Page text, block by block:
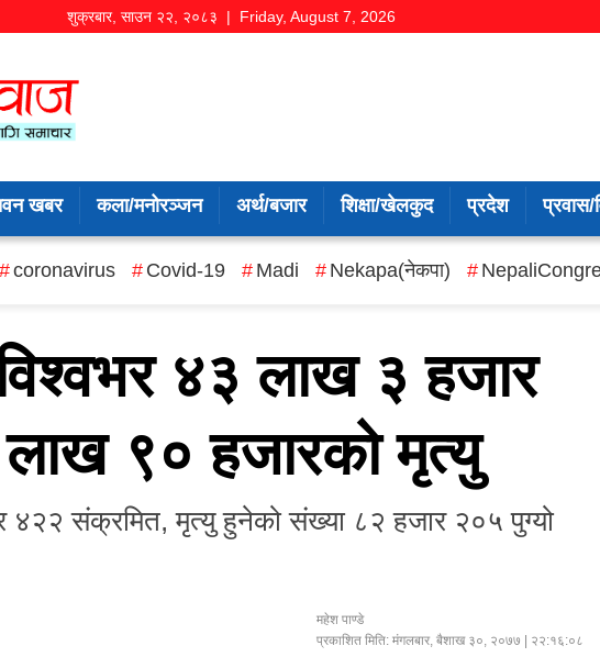
शुक्रबार, साउन २२, २०८३ | Friday, August 7, 2026
खबर कला/मनोरञ्जन अर्थ/बजार शिक्षा/खेलकुद प्रदेश प्रवास/
coronavirus Covid-19 Madi Nekapa(नेकपा)
४३ लाख ३ हजार
९० हजारको मृत्यु
४२२ संक्रमित, मृत्यु हुनेको संख्या ८२ हजार २०५ पुग्यो
महेश पाण्डे
प्रकाशित मिति:मंगलबार, बैशाख ३०, २०७७ | २२:१६:०८